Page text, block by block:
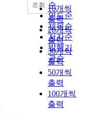
순
연도순
제목순
저자순
발행기
관순
10개씩
출력
20개씩
출력
30개씩
출력
50개씩
출력
100개씩
출력
조회